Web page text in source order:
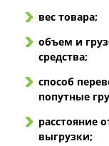
вес товара;
объем и
средства;
способ
попутные
расстояние
выгрузки;